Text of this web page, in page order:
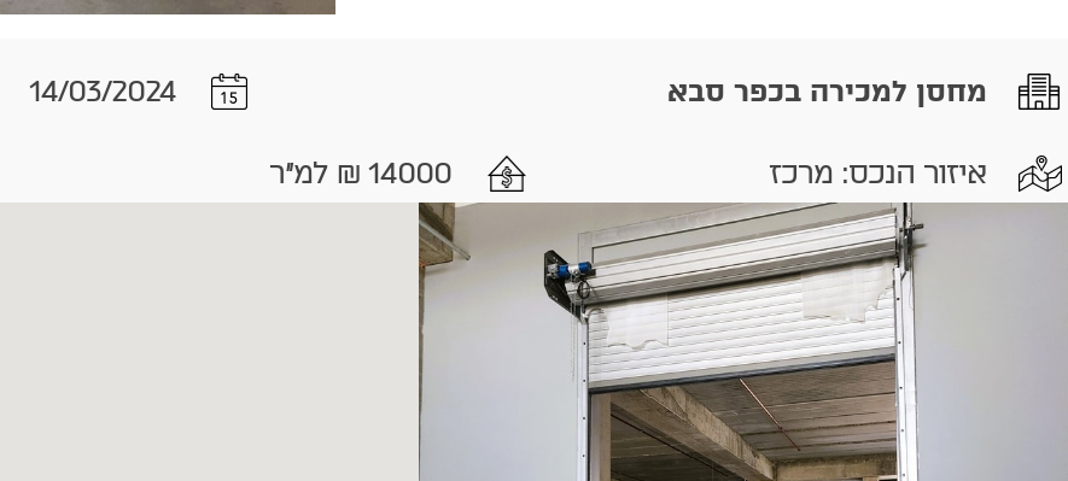
מחסן למכירה בכפר סבא 14/03/2024
איזור הנכס: מרכז 14000 ₪ למ"ר